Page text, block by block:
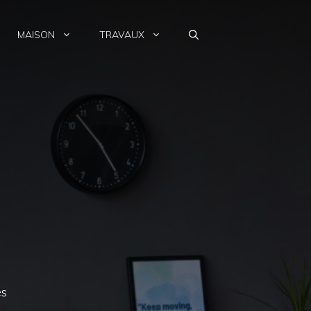
MAISON TRAVAUX